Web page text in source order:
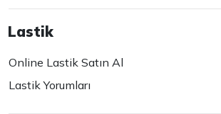
Lastik
Online Lastik Satın Al
Lastik Yorumları